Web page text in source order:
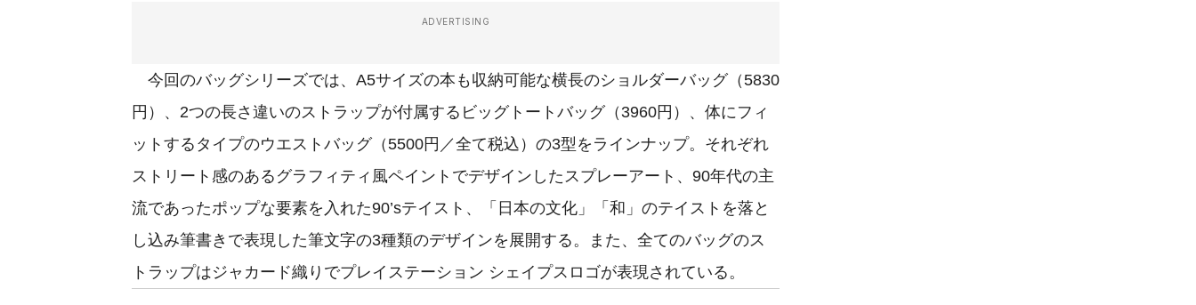
ADVERTISING
今回のバッグシリーズでは、A5サイズの本も収納可能な横長のショルダーバッグ（5830
円）、2つの長さ違いのストラップが付属するビッグトートバッグ（3960円）、体にフィ
ットするタイプのウエストバッグ（5500円／全て税込）の3型をラインナップ。それぞれ
ストリート感のあるグラフィティ風ペイントでデザインしたスプレーアート、90年代の主
流であったポップな要素を入れた90’sテイスト、「日本の文化」「和」のテイストを落と
し込み筆書きで表現した筆文字の3種類のデザインを展開する。また、全てのバッグのス
トラップはジャカード織りでプレイステーション シェイプスロゴが表現されている。